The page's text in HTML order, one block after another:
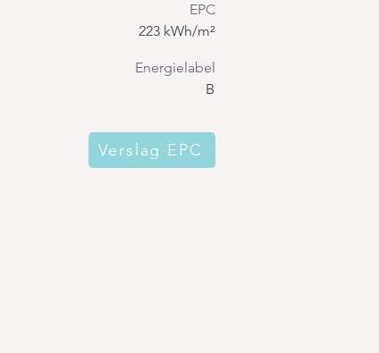
EPC
223 kWh/m²
Energielabel
B
Verslag EPC